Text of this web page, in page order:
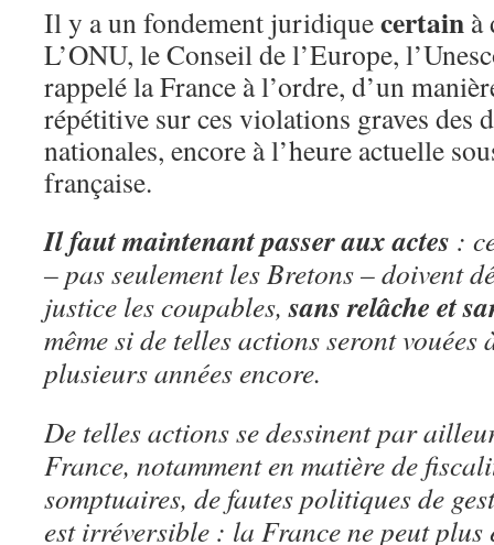
Il y a un fondement juridiquecertain à
L’ONU, le Conseil de l’Europe,
rappelé la France à l’ordre, d’un
répétitive sur ces violations graves des
nationales, encore à l’heure actuelle
française.
Il faut maintenant passer aux actes :
– pas seulement les Bretons – doivent
justice les coupables,sans relâche et
même si de telles actions seront vouées
plusieurs années encore.
De telles actions se dessinent par
France, notamment en matière de
somptuaires, de fautes politiques de
est irréversible : la France ne peut plus